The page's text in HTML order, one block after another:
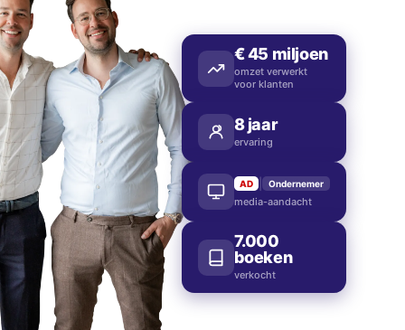
€45 miljoen
omzet verwerkt
voor klanten
8jaar
ervaring
AD | Ondernemer
media-aandacht
7.000
boeken
verkocht